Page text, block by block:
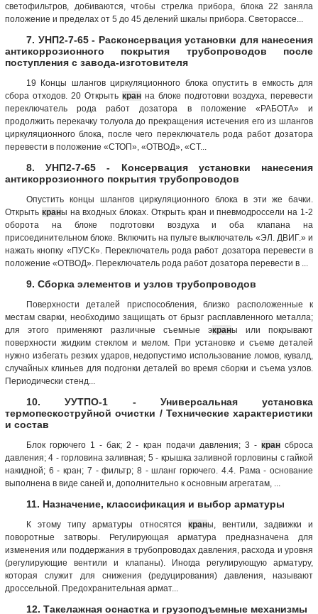
светофильтров, добиваются, чтобы стрелка прибора, блока 22 заняла
положение и пределах oт 5 до 45 делений шкалы прибора. Светорассе...
7. УНП2-7-65 - Расконсервация установки для нанесения
антикоррозионного покрытия трубопроводов после
поступления с завода-изготовителя
19 Концы шлангов циркуляционного блока опустить в емкость для
сбора отходов. 20 Открыть кран на блоке подготовки воздуха, перевести
переключатель рода работ дозатора в положение «РАБОТА» и
продолжить перекачку толуола до прекращения истечения его из шлангов
циркуляционного блока, после чего переключатель рода работ дозатора
перевести в положение «СТОП», «ОТВОД», «СТ...
8. УНП2-7-65 - Консервация установки нанесения
антикоррозионного покрытия трубопроводов
Опустить концы шлангов циркуляционного блока в эти же бачки.
Открыть краны на входных блоках. Открыть кран и пневмодроссели на 1-2
оборота на блоке подготовки воздуха и оба клапана на
присоединительном блоке. Включить на пульте выключатель «ЭЛ. ДВИГ.» и
нажать кнопку «ПУСК». Переключатель рода работ дозатора перевести в
положение «ОТВОД». Переключатель рода работ дозатора перевести в ...
9. Сборка элементов и узлов трубопроводов
Поверхности деталей приспособления, близко расположенные к
местам сварки, необходимо защищать от брызг расплавленного металла;
для этого применяют различные съемные экраны или покрывают
поверхности жидким стеклом и мелом. При установке и съеме деталей
нужно избегать резких ударов, недопустимо использование ломов, кувалд,
случайных клиньев для подгонки деталей во время сборки и съема узлов.
Периодически стенд...
10. УУТПО-1 - Универсальная установка
термопескоструйной очистки / Технические характеристики
и состав
Блок горючего 1 - бак; 2 - кран подачи давления; 3 - крансброса
давления; 4 - горловина заливная; 5 - крышка заливной горловины с гайкой
накидной; 6 - кран; 7 - фильтр; 8 - шланг горючего. 4.4. Рама - основание
выполнена в виде саней и, дополнительно к основным агрегатам, ...
11. Назначение, классификация и выбор арматуры
К этому типу арматуры относятся краны, вентили, задвижки и
поворотные затворы. Регулирующая арматура предназначена для
изменения или поддержания в трубопроводах давления, расхода и уровня
(регулирующие вентили и клапаны). Иногда регулирующую арматуру,
которая служит для снижения (редуцирования) давления, называют
дроссельной. Предохранительная армат...
12. Такелажная оснастка и грузоподъемные механизмы